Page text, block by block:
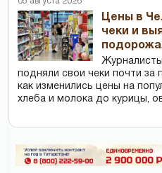
Цены в
чеки и
Журналисты
подняли свои чеки почти за
как изменились цены на
хлеба и молока до курицы,